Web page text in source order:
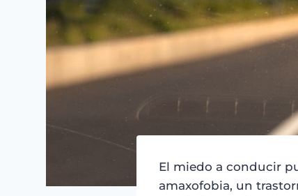
El miedo a conducir
amaxofobia, un